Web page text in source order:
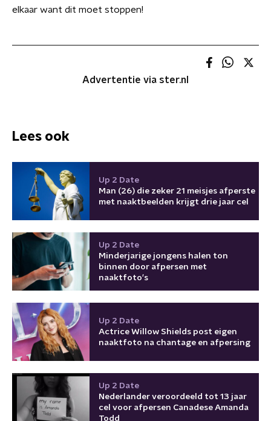
elkaar want dit moet stoppen!
Advertentie via ster.nl
Lees ook
Up 2 Date
Man (26) die zeker 21 meisjes afperste
met naaktbeelden krijgt drie jaar cel
Up 2 Date
Minderjarige jongens halen ton
binnen door afpersen met
naaktfoto's
Up 2 Date
Actrice Willow Shields post eigen
naaktfoto na chantage en afpersing
Up 2 Date
Nederlander veroordeeld tot 13 jaar
cel voor afpersen Canadese Amanda
Todd